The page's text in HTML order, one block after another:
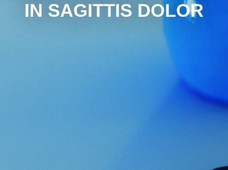
IN SAGITTIS DOLOR